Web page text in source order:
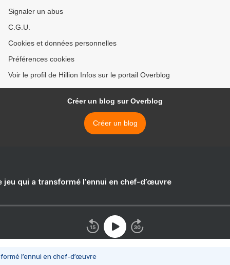
Signaler un abus
C.G.U.
Cookies et données personnelles
Préférences cookies
Voir le profil de Hillion Infos sur le portail Overblog
Créer un blog sur Overblog
Créer un blog
jeu qui a transformé l’ennui en chef-d’œuvre
l’ennui en chef-d’œuvre